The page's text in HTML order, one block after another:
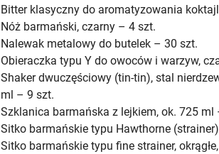
Bitter klasyczny do aromatyzowania
Nóż barmański, czarny – 4 szt.
Nalewak metalowy do butelek – 30 szt.
Obieraczka typu Y do owoców i warzyw,
Shaker dwuczęściowy (tin-tin), stal
ml – 9 szt.
Szklanica barmańska z lejkiem, ok. 725 ml
Sitko barmańskie typu Hawthorne
Sitko barmańskie typu fine strainer,